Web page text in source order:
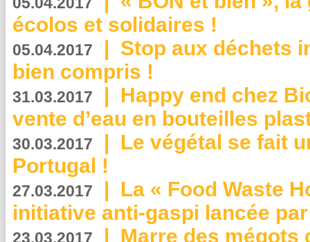
écolos et solidaires !
05.04.2017 | Stop aux déchets
bien compris !
31.03.2017 | Happy end chez
vente d’eau en bouteilles
30.03.2017 | Le végétal se fait
Portugal !
27.03.2017 | La « Food Waste
initiative anti-gaspi lancée
23.03.2017 | Marre des mégots